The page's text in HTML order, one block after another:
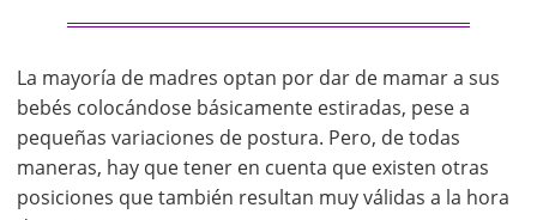
La mayoría de madres optan por dar de mamar a sus
bebés colocándose básicamente estiradas, pese a
pequeñas variaciones de postura. Pero, de todas
maneras, hay que tener en cuenta que existen otras
posiciones que también resultan muy válidas a la hora